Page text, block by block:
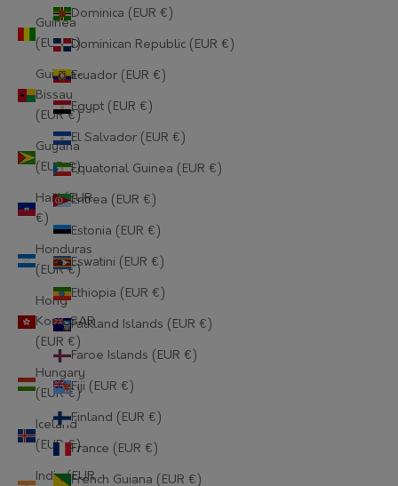
Guinea
(EUR €)
Guinea-
Bissau
(EUR €)
Guyana
(EUR €)
Haiti (EUR
€)
Honduras
(EUR €)
Hong
Kong SAR
(EUR €)
Hungary
(EUR €)
Iceland
(EUR €)
India (EUR
Dominica (EUR €)
Dominican Republic (EUR €)
Ecuador (EUR €)
Egypt (EUR €)
El Salvador (EUR €)
Equatorial Guinea (EUR €)
Eritrea (EUR €)
Estonia (EUR €)
Eswatini (EUR €)
Ethiopia (EUR €)
Falkland Islands (EUR €)
Faroe Islands (EUR €)
Fiji (EUR €)
Finland (EUR €)
France (EUR €)
French Guiana (EUR €)